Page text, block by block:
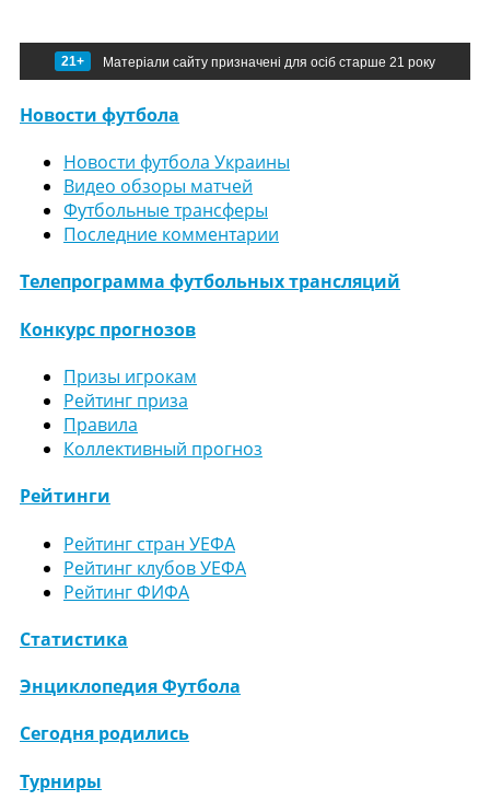
21+ Матеріали сайту призначені для осіб старше 21 року
Новости футбола
Новости футбола Украины
Видео обзоры матчей
Футбольные трансферы
Последние комментарии
Телепрограмма футбольных трансляций
Конкурс прогнозов
Призы игрокам
Рейтинг приза
Правила
Коллективный прогноз
Рейтинги
Рейтинг стран УЕФА
Рейтинг клубов УЕФА
Рейтинг ФИФА
Статистика
Энциклопедия Футбола
Сегодня родились
Турниры